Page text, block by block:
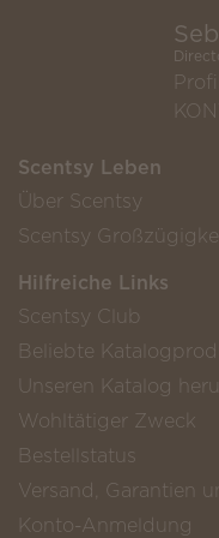
Profil
Scentsy Leben
Über Scentsy
Scentsy
Hilfreiche Links
Scentsy Club
Beliebte
Unseren Katalog
Wohltätiger Zweck
Bestellstatus
Versand, Garantien
Konto-Anmeldung